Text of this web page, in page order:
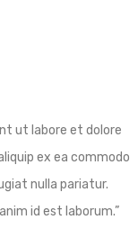
ut labore et dolore
ex ea commodo
nulla pariatur.
id est laborum.”